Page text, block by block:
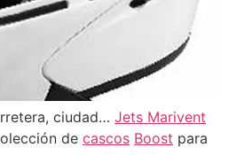
ciudad… Jets Marivent
de cascos Boost para